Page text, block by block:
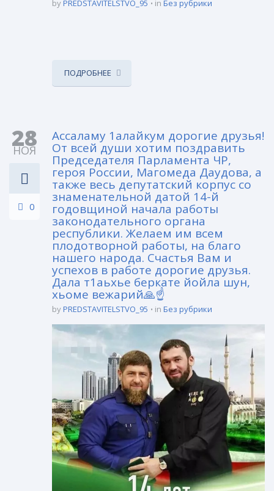
byPREDSTAVITELSTVO_95 in Без рубрики
ПОДРОБНЕЕ
28
НОЯ
0
Ассаламу 1алайкум дорогие друзья!
От всей души хотим поздравить
Председателя Парламента ЧР,
героя России, Магомеда Даудова, а
также весь депутатский корпус со
знаменательной датой 14-й
годовщиной начала работы
законодательного органа
республики. Желаем им всем
плодотворной работы, на благо
нашего народа. Счастья Вам и
успехов в работе дорогие друзья.
Дала т1аьхье беркате йойла шун,
хьоме вежарий🙏☝️
byPREDSTAVITELSTVO_95 in Без рубрики